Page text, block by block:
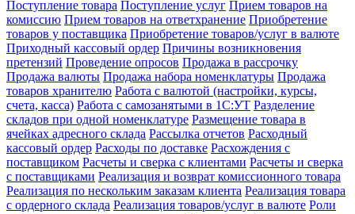
Поступление товара Поступление услуг Прием товаров на
комиссию Прием товаров на ответхранение Приобретение
товаров у поставщика Приобретение товаров/услуг в валюте
Приходный кассовый ордер Причины возникновения
претензий Проведение опросов Продажа в рассрочку
Продажа валюты Продажа набора номенклатуры Продажа
товаров хранителю Работа с валютой (настройки, курсы,
счета, касса) Работа с самозанятыми в 1С:УТ Разделение
складов при одной номенклатуре Размещение товара в
ячейках адресного склада Рассылка отчетов Расходный
кассовый ордер Расходы по доставке Расхождения с
поставщиком Расчеты и сверка с клиентами Расчеты и сверка
с поставщиками Реализация и возврат комиссионного товара
Реализация по нескольким заказам клиента Реализация товара
с ордерного склада Реализация товаров/услуг в валюте Роли